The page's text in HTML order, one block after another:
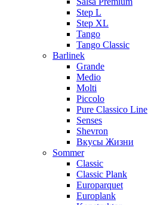
Step L
Step XL
Tango
Tango Classic
Barlinek
Grande
Medio
Molti
Piccolo
Pure Classico Line
Senses
Shevron
Вкусы Жизни
Sommer
Classic
Classic Plank
Europarquet
Europlank